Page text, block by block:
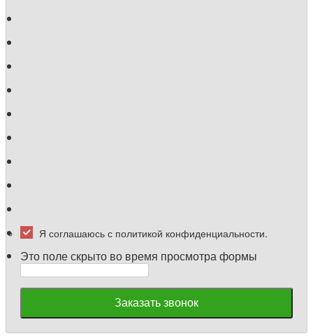
Я соглашаюсь с политикой конфиденциальности.
Это поле скрыто во время просмотра формы
Заказать звонок